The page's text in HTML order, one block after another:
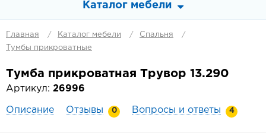
Каталог мебели
Главная Каталог мебели
Спальня
Тумбы прикроватные
Тумба прикроватная Трувор 13.290
Артикул: 26996
Описание Отзывы 0 Вопросы и ответы 4